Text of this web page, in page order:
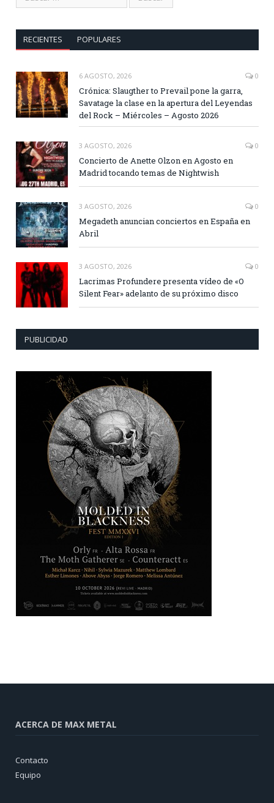
RECIENTES POPULARES
6 AGOSTO, 2026 0
Crónica: Slaugther to Prevail pone la garra,
Savatage la clase en la apertura del Leyendas
del Rock – Miércoles – Agosto 2026
3 AGOSTO, 2026 0
Concierto de Anette Olzon en Agosto en
Madrid tocando temas de Nightwish
3 AGOSTO, 2026 0
Megadeth anuncian conciertos en España en
Abril
3 AGOSTO, 2026 0
Lacrimas Profundere presenta vídeo de «O
Silent Fear» adelanto de su próximo disco
PUBLICIDAD
ACERCA DE MAX METAL
Contacto
Equipo